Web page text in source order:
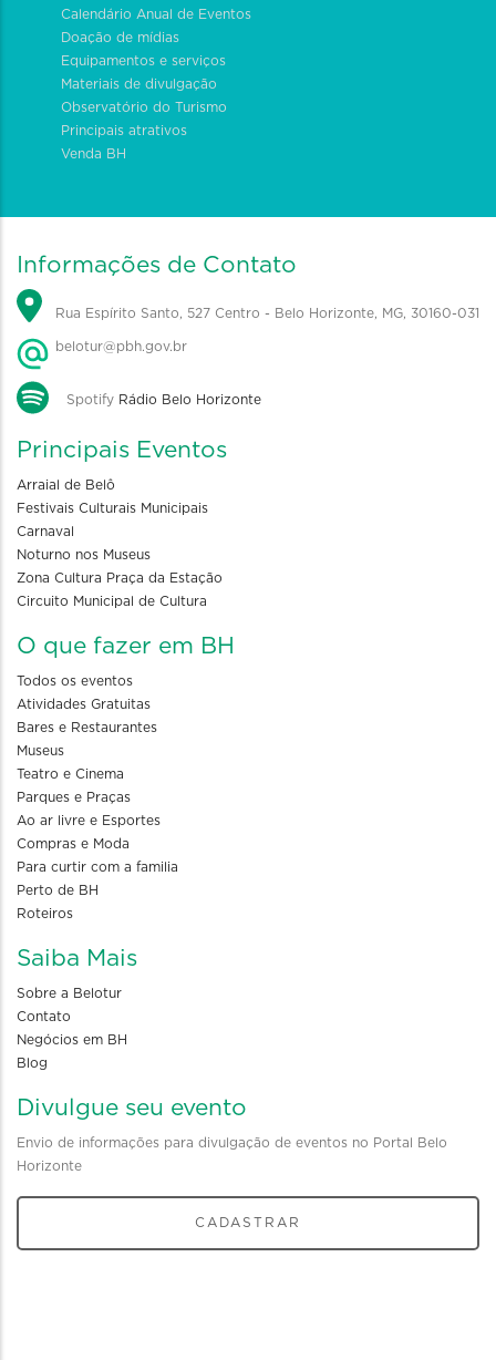
Calendário Anual de Eventos
Doação de mídias
Equipamentos e serviços
Materiais de divulgação
Observatório do Turismo
Principais atrativos
Venda BH
Informações de Contato
Rua Espírito Santo, 527 Centro - Belo Horizonte, MG, 30160-031
belotur@pbh.gov.br
Spotify Rádio Belo Horizonte
Principais Eventos
Arraial de Belô
Festivais Culturais Municipais
Carnaval
Noturno nos Museus
Zona Cultura Praça da Estação
Circuito Municipal de Cultura
O que fazer em BH
Todos os eventos
Atividades Gratuitas
Bares e Restaurantes
Museus
Teatro e Cinema
Parques e Praças
Ao ar livre e Esportes
Compras e Moda
Para curtir com a familia
Perto de BH
Roteiros
Saiba Mais
Sobre a Belotur
Contato
Negócios em BH
Blog
Divulgue seu evento
Envio de informações para divulgação de eventos no Portal Belo
Horizonte
CADASTRAR